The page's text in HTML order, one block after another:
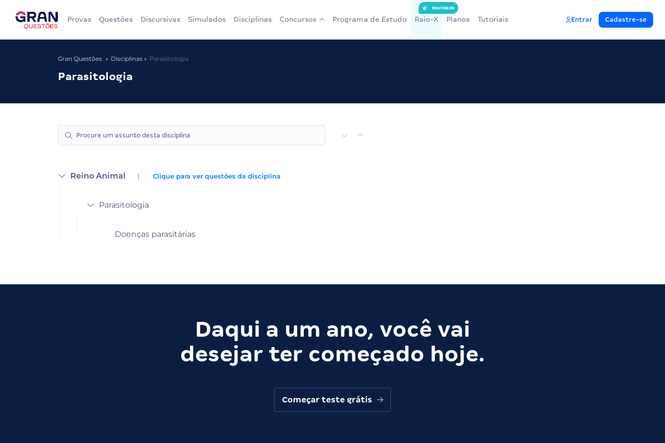
Provas Questões Discursivas Simulados Disciplinas Concursos Programa de Estudo Raio-X
Novidade
Planos Tutoriais Entrar Cadastre-se
Gran Questões Disciplinas Parasitologia
Parasitologia
Reino Animal | Clique para ver questões da disciplina
Parasitologia
Doenças parasitárias
Daqui a um ano, você vai
desejar ter começado hoje.
Começar teste grátis